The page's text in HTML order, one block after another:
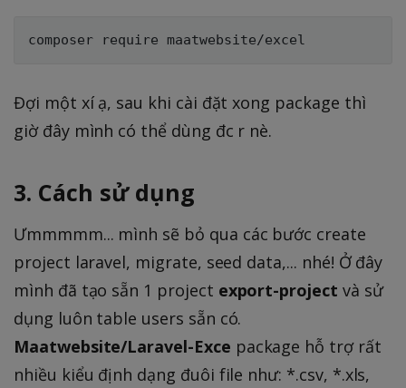
Đợi một xí ạ, sau khi cài đặt xong package thì
giờ đây mình có thể dùng đc r nè.
3. Cách sử dụng
Ưmmmmm... mình sẽ bỏ qua các bước create
project laravel, migrate, seed data,... nhé! Ở đây
mình đã tạo sẵn 1 project export-project và sử
dụng luôn table users sẵn có.
Maatwebsite/Laravel-Exce package hỗ trợ rất
nhiều kiểu định dạng đuôi file như: *.csv, *.xls,